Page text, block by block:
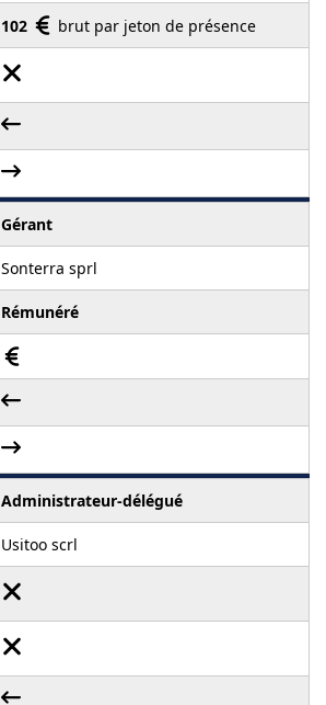
102 brut par jeton de présence
Gérant
Sonterra sprl
Rémunéré
Administrateur-délégué
Usitoo scrl